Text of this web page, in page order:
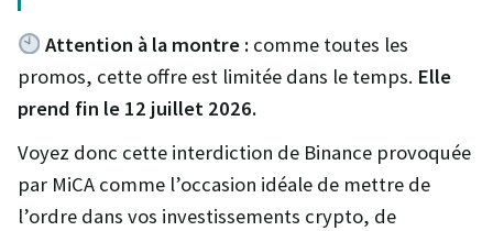
Attention à la montre : comme toutes les
promos, cette offre est limitée dans le temps. Elle
prend fin le 12 juillet 2026.
Voyez donc cette interdiction de Binance provoquée
par MiCA comme l’occasion idéale de mettre de
l’ordre dans vos investissements crypto, de